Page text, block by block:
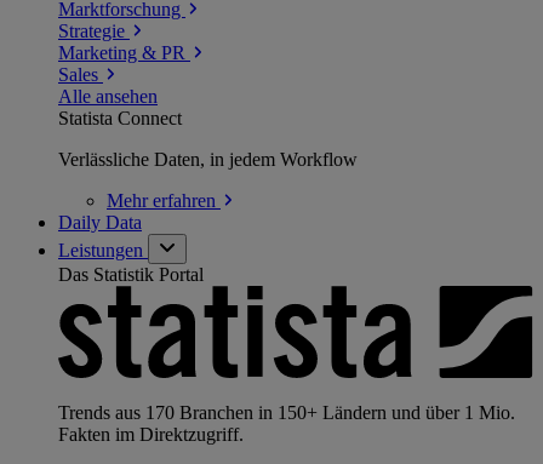
Marktforschung
Strategie
Marketing & PR
Sales
Alle ansehen
Statista Connect
Verlässliche Daten, in jedem Workflow
Mehrerfahren
Daily Data
Leistungen
Das Statistik Portal
Trends aus 170 Branchen in 150+ Ländern und über 1 Mio.
Fakten im Direktzugriff.